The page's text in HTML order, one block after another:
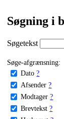
Søgning i
Søgetekst
Søge-afgrænsning:
Dato ?
Afsender ?
Modtager ?
Brevtekst ?